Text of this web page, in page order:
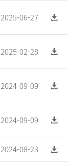
2025-06-27
2025-02-28
2024-09-09
2024-09-09
2024-08-23